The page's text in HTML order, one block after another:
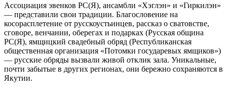
Ассоциация эвенков РС(Я), ансамбли «Хэглэн» и «Гиркилэн»
— представили свои традиции. Благословение на
косорасплетение от русскоустьинцев, рассказ о сватовстве,
сговоре, венчании, оберегах и подарках (Русская община
РС(Я), ямщицкий свадебный обряд (Республиканская
общественная организация «Потомки государевых ямщиков»)
— русские обряды вызвали живой отклик зала. Уникальные,
почти забытые в других регионах, они бережно сохраняются в
Якутии.